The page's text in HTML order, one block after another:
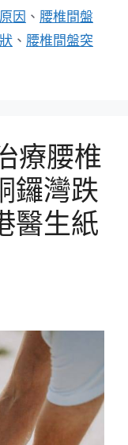
因 、 腰椎間盤
、 腰椎間盤突
療腰椎
鑼灣跌
醫生紙